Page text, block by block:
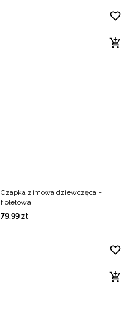
Czapka zimowa dziewczęca -
fioletowa
79,99 zł